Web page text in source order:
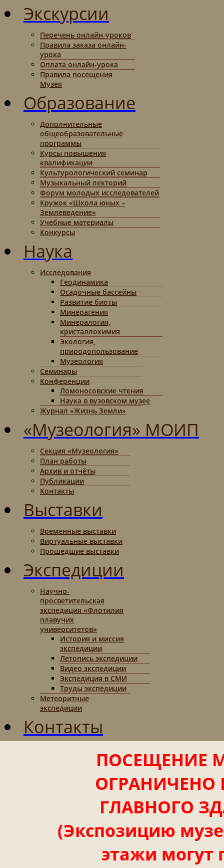
Экскурсии
Перечень онлайн-уроков
Правила заказа онлайн-
урока
Оплата онлайн-урока
Правила посещения
Музея
Образование
Дополнительные
общеобразовательные
программы
Курсы повышения
квалификации
Культурологический семинар
Музыкальный лекторий
Форум молодых исследователей
Кружок «Школа юных –
Землеведение»
Учебные материалы
Конкурсы
Наука
Исследования
Геодинамика
Осадочные бассейны
Развитие биоты
Минерагения
Минералогия,
кристаллохимия
Экология,
природопользование
Музеология
Семинары
Конференции
Ломоносовские чтения
Наука в вузовском музее
Журнал «Жизнь Земли»
«Музеология» МОИП
Секция «Музеология»
План работы
Архив и отчёты
Публикации
Контакты
Выставки
Временные выставки
Виртуальные выставки
Прошедшие выставки
Экспедиции
Научно-
просветительская
экспедиция «Флотилия
плавучих
университетов»
История и миссия
экспедиции
Летопись экспедиции
Видео экспедиции
Экспедиция в СМИ
Труды экспедиции
Метеоритные
экспедиции
Контакты
ПОСЕЩЕНИЕ
ОГРАНИЧЕНО
ГЛАВНОГО
(Экспозицию
этажи могут